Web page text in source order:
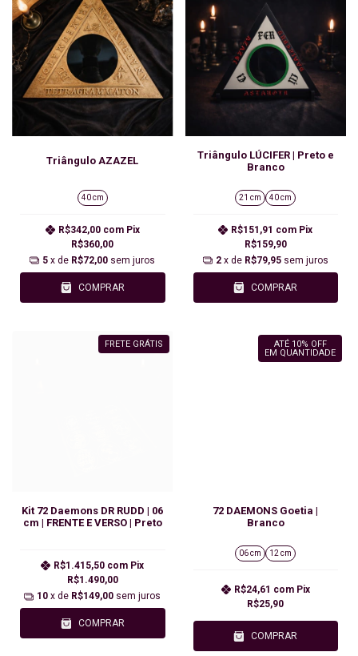
Triângulo AZAZEL
40 cm
R$360,00
R$342,00 com Pix
5 x de R$72,00 sem juros
COMPRAR
Triângulo LÚCIFER | Preto e
Branco
21 cm 40 cm
R$159,90
R$151,91 com Pix
2 x de R$79,95 sem juros
COMPRAR
FRETE GRÁTIS
Kit 72 Daemons DR RUDD | 06
cm | FRENTE E VERSO | Preto
R$1.490,00
R$1.415,50 com Pix
10 x de R$149,00 sem juros
COMPRAR
ATÉ 10% OFF
EM QUANTIDADE
72 DAEMONS Goetia |
Branco
06 cm 12 cm
R$25,90
R$24,61 com Pix
COMPRAR